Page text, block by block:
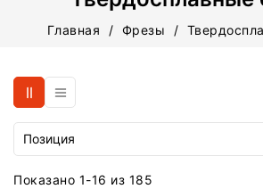
Главная Фрезы
Позиция
Показано 1-16 из 185